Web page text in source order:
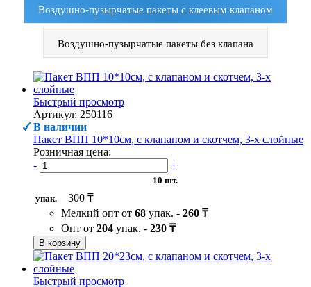
Воздушно-пузырчатые пакеты с клеевым клапаном
Воздушно-пузырчатые пакеты без клапана
Быстрый просмотр
Артикул: 250116
В наличии
Пакет ВПП 10*10см, с клапаном и скотчем, 3-х слойные
Розничная цена:
-
+
10 шт.
упак.
300 ₸
Мелкий опт от 68 упак. - 260 ₸
Опт от 204 упак. - 230 ₸
В корзину
Быстрый просмотр